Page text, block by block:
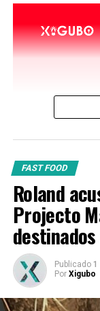
FAST FOOD
Roland
Projecto
Publicado 1
Por Xigubo